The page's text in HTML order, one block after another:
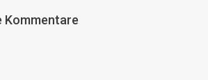
Kommentare